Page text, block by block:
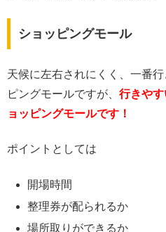
ショッピングモール
天候に左右されにくく、一番
ピングモールですが、 行きや
ョッピングモールです！
ポイントとしては
開場時間
整理券が配られるか
場所取りができるか